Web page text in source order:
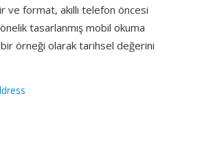
ve format, akıllı telefon öncesi
tasarlanmış mobil okuma
örneği olarak tarihsel değerini